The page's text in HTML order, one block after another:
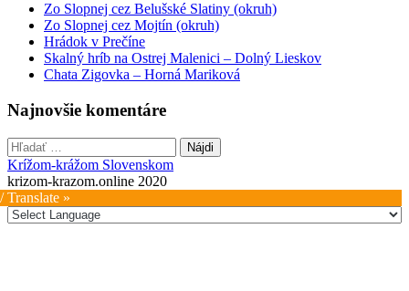
Zo Slopnej cez Belušské Slatiny (okruh)
Zo Slopnej cez Mojtín (okruh)
Hrádok v Prečíne
Skalný hríb na Ostrej Malenici – Dolný Lieskov
Chata Zigovka – Horná Mariková
Najnovšie komentáre
Hľadať:
Krížom-krážom Slovenskom
krizom-krazom.online 2020
Translate »